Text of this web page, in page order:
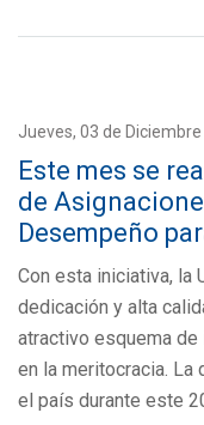
Jueves, 03 de
Este mes se
de
Desempeño
Con esta iniciativa, la
dedicación y alta
atractivo esquema
en la meritocracia. La
el país durante este